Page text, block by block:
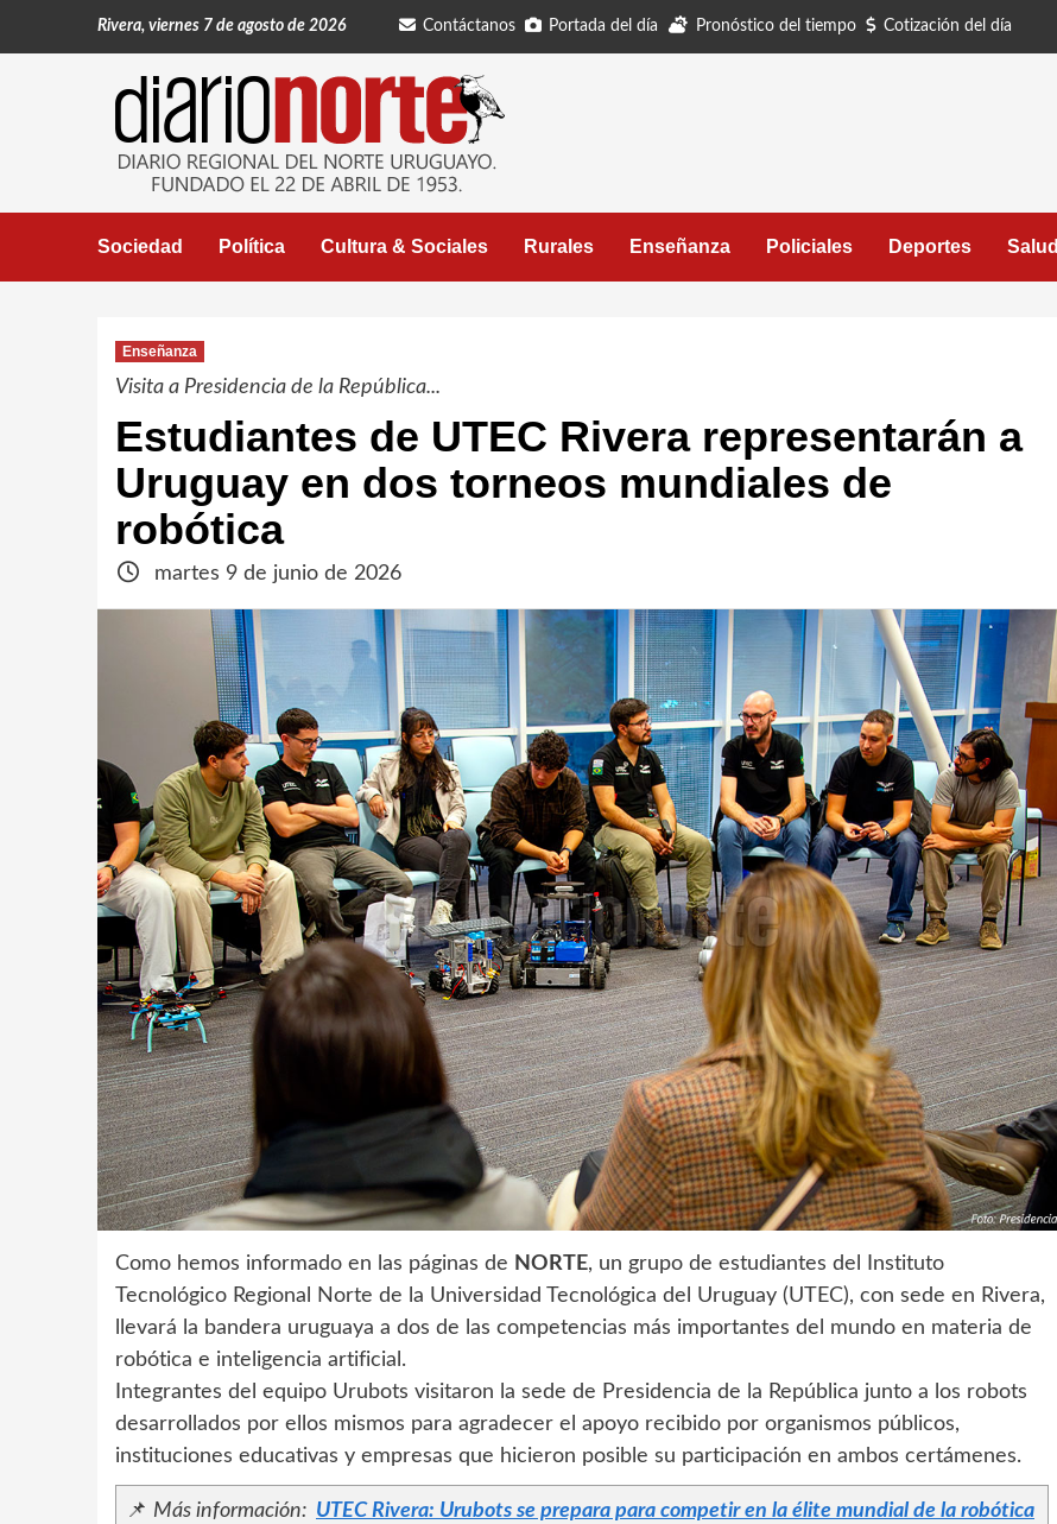
Rivera, viernes 7 de agosto de 2026 Contáctanos Portada del día Pronóstico del tiempo Cotización del día
Sociedad Política Cultura & Sociales Rurales Enseñanza Policiales Deportes Salud
Enseñanza
Visita a Presidencia de la República...
Estudiantes de UTEC Rivera representarán a
Uruguay en dos torneos mundiales de
robótica
martes 9 de junio de 2026
Como hemos informado en las páginas de NORTE, un grupo de estudiantes del Instituto
Tecnológico Regional Norte de la Universidad Tecnológica del Uruguay (UTEC), con sede en Rivera,
llevará la bandera uruguaya a dos de las competencias más importantes del mundo en materia de
robótica e inteligencia artificial.
Integrantes del equipo Urubots visitaron la sede de Presidencia de la República junto a los robots
desarrollados por ellos mismos para agradecer el apoyo recibido por organismos públicos,
instituciones educativas y empresas que hicieron posible su participación en ambos certámenes.
📌 Más información: UTEC Rivera: Urubots se prepara para competir en la élite mundial de la robótica